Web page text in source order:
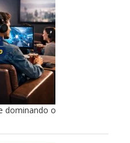
dominando o